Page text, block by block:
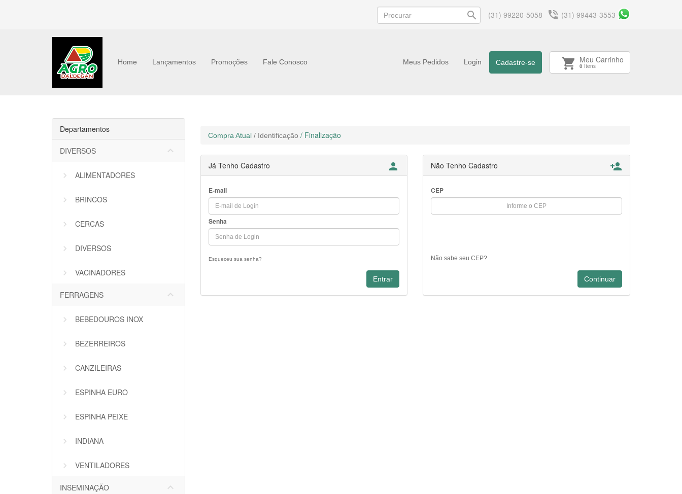
search (31) 99220-5058 phone_in_talk (31) 99443-3553
Home Lançamentos Promoções Fale Conosco Meus Pedidos Login Cadastre-se shopping_cart Meu Carrinho
0 Itens
Departamentos
DIVERSOS keyboard_arrow_down
ALIMENTADORES
BRINCOS
CERCAS
DIVERSOS
VACINADORES
FERRAGENS keyboard_arrow_down
BEBEDOUROS INOX
BEZERREIROS
CANZILEIRAS
ESPINHA EURO
ESPINHA PEIXE
INDIANA
VENTILADORES
INSEMINAÇÃO keyboard_arrow_down
Compra Atual / Identificação / Finalização
Já Tenho Cadastro 
E-mail
Senha
Esqueceu sua senha?
Não Tenho Cadastro 
CEP
Não sabe seu CEP?